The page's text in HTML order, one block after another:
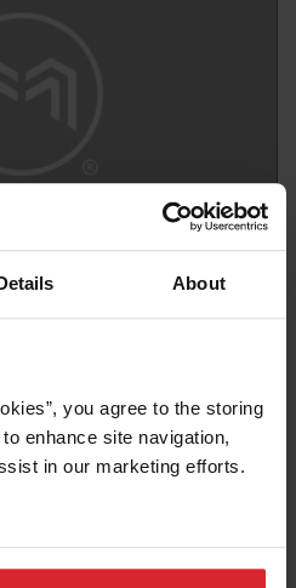
About
you agree to the storing
enhance site navigation,
in our marketing efforts.
del robot en un